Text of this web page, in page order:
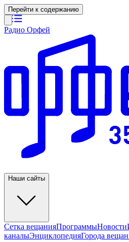
Перейти к содержанию
Радио Орфей
Наши сайты
Сетка вещанияПрограммыНовости
каналыЭнциклопедияГорода